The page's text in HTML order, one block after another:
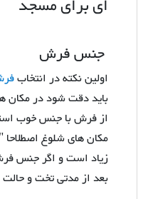
ای برای مسجد
جنس فرش
اولین نکته در انتخاب
باید دقت شود در مکان
از فرش با جنس خوب
مکان های شلوغ
زیاد است و اگر جنس
بعد از مدتی تخت و